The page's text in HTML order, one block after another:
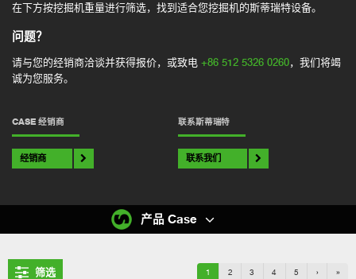
在下方按挖掘机重量进行筛选，找到适合您挖掘机的斯蒂瑞特设备。
问题？
请与您的经销商洽谈并获得报价，或致电 +86 512 5326 0260，我们将竭
诚为您服务。
CASE 经销商
经销商
联系斯蒂瑞特
联系我们
筛选 1 2 3 4 5 › »
产品 Case